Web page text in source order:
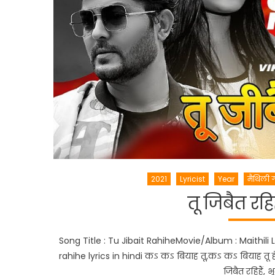
2021 Lyricist Year मैथिली
तू जिबैत
Song Title : Tu Jibait RahiheMovie/Album : Maithili
rahihe lyrics in hindi कऽ कऽ बियाह तू,कऽ कऽ बियाह तू
जिबैत रहिहैं,